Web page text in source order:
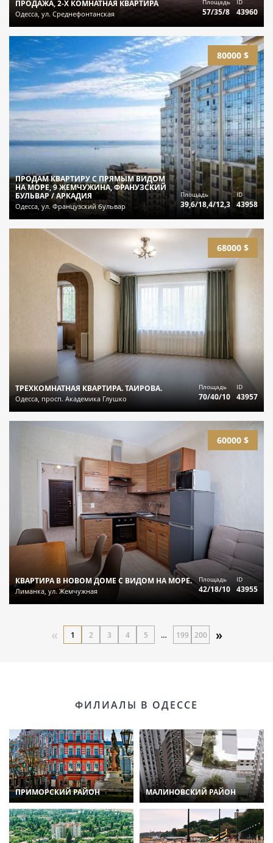
ПРОДАЖА, 2-Х КОМНАТНАЯ КВАРТИРА
Одесса, ул. Среднефонтанская 57/35/8 43960
80000 $
ПРОДАМ КВАРТИРУ С ПРЯМЫМ ВИДОМ
НА МОРЕ, 9 ЖЕМЧУЖИНА, ФРАНУЗСКИЙ
БУЛЬВАР / АРКАДИЯ
Одесса, ул. Французский бульвар
Площадь
39,6/18,4/12,3
ID
43958
68000 $
ТРЕХКОМНАТНАЯ КВАРТИРА. ТАИРОВА.
Одесса, просп. Академика Глушко
Площадь
70/40/10
ID
43957
60000 $
КВАРТИРА В НОВОМ ДОМЕ С ВИДОМ НА МОРЕ.
Лиманка, ул. Жемчужная
Площадь
42/18/10
ID
43955
« 1 2 3 4 5 … 199 200 »
ФИЛИАЛЫ В ОДЕССЕ
ПРИМОРСКИЙ РАЙОН МАЛИНОВСКИЙ РАЙОН